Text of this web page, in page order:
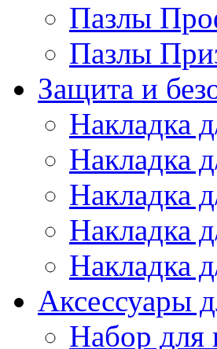
Пазлы
Пазлы
Защита и
Накладка
Накладка
Накладка
Накладка
Накладка
Аксессуары
Набор для